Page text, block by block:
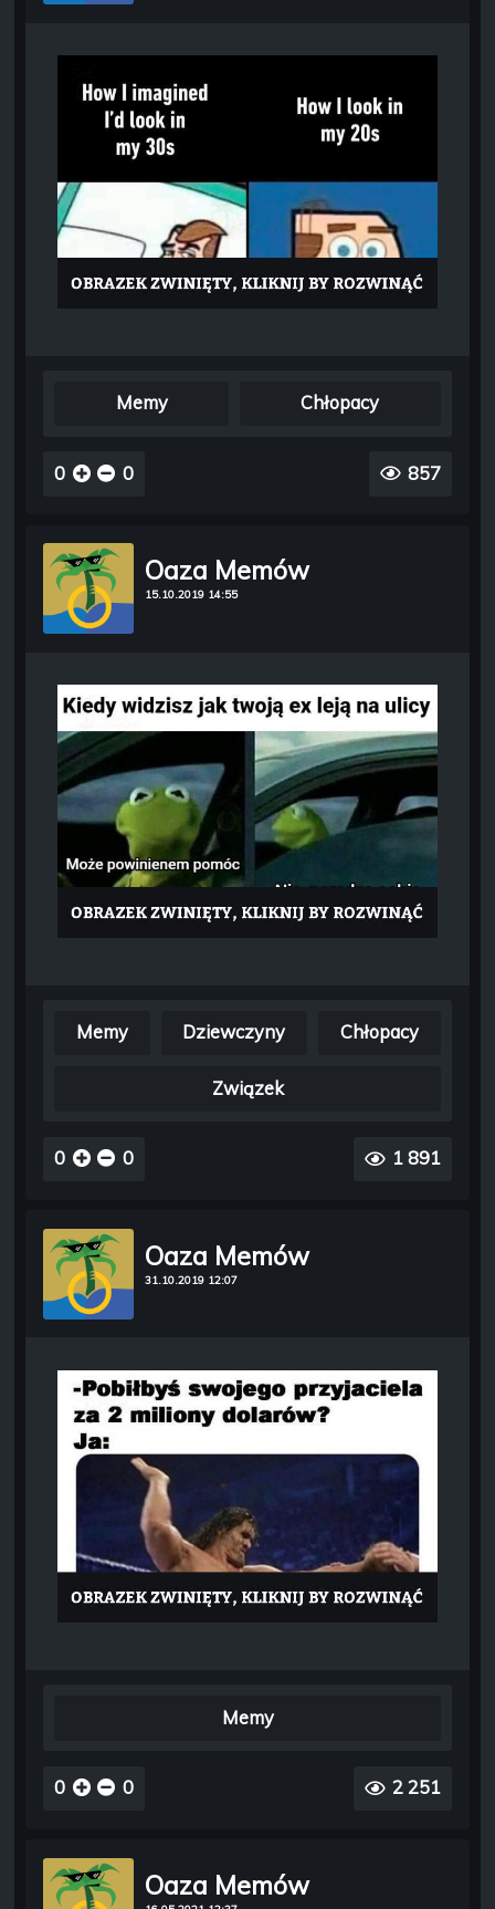
Memy Chłopacy
0 0 857
Oaza Memów
15.10.2019 14:55
Memy Dziewczyny Chłopacy
Związek
0 0 1 891
Oaza Memów
31.10.2019 12:07
Memy
0 0 2 251
Oaza Memów